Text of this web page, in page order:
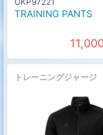
TRAINING PANTS
11,000
トレーニングジャージ